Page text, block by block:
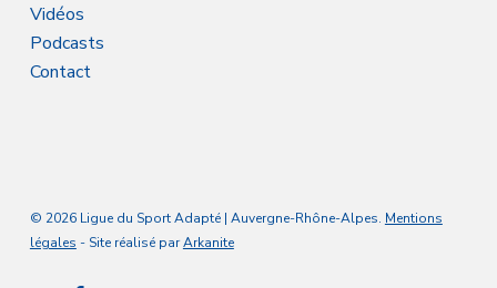
Vidéos
Podcasts
Contact
© 2026 Ligue du Sport Adapté | Auvergne-Rhône-Alpes. Mentions
légales - Site réalisé parArkanite